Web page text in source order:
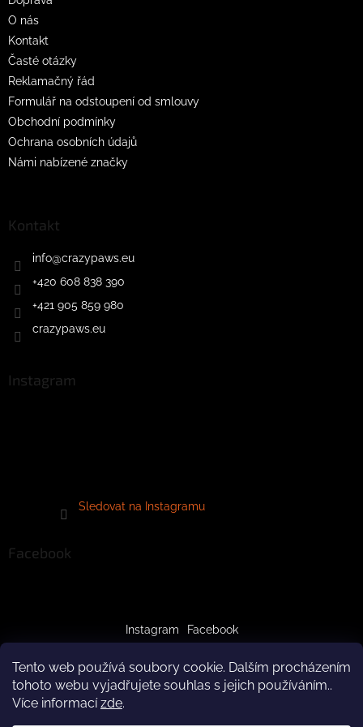
Tento web používá soubory cookie. Dalším procházením
tohoto webu vyjadřujete souhlas s jejich používáním..
Více informacízde.
O nás
Kontakt
Časté otázky
Reklamačný řád
Formulář na odstoupení od smlouvy
Obchodní podmínky
Ochrana osobních údajů
Námi nabízené značky
Kontakt
info@crazypaws.eu
+420 608 838 390
+421 905 859 980
crazypaws.eu
Instagram
Sledovat na Instagramu
Facebook
Instagram Facebook